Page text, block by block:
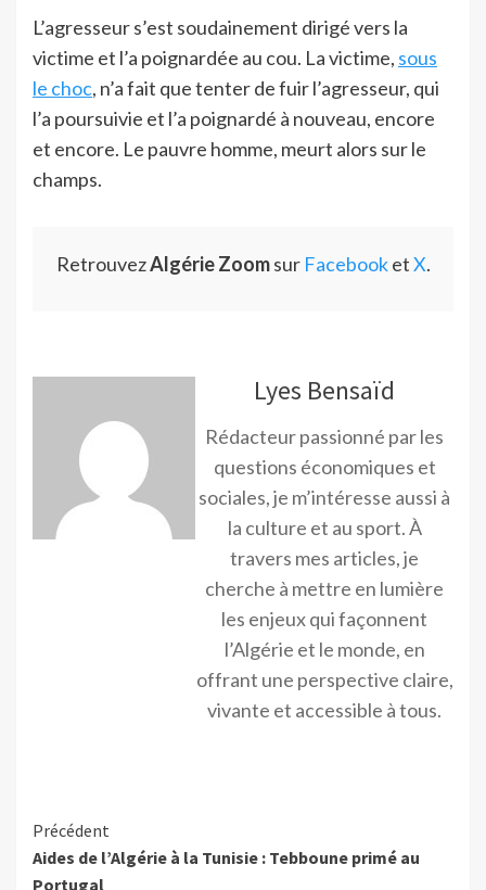
L’agresseur s’est soudainement dirigé vers la
victime et l’a poignardée au cou. La victime, sous
le choc, n’a fait que tenter de fuir l’agresseur, qui
l’a poursuivie et l’a poignardé à nouveau, encore
et encore. Le pauvre homme, meurt alors sur le
champs.
RetrouvezAlgérie Zoomsur FacebooketX.
Lyes Bensaïd
Rédacteur passionné par les
questions économiques et
sociales, je m’intéresse aussi à
la culture et au sport. À
travers mes articles, je
cherche à mettre en lumière
les enjeux qui façonnent
l’Algérie et le monde, en
offrant une perspective claire,
vivante et accessible à tous.
Précédent
Aides de l’Algérie à la Tunisie : Tebboune primé au
Portugal